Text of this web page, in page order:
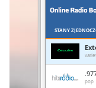
STANY
pop